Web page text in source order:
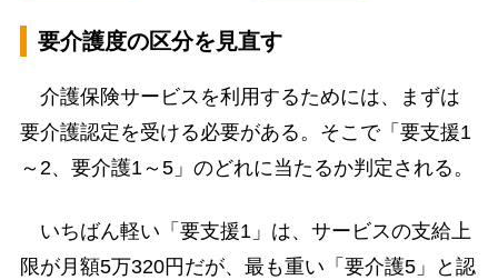
要介護度の区分を見直す
介護保険サービスを利用するためには、まずは
要介護認定を受ける必要がある。そこで「要支援1
～2、要介護1～5」のどれに当たるか判定される。
いちばん軽い「要支援1」は、サービスの支給上
限が月額5万320円だが、最も重い「要介護5」と認